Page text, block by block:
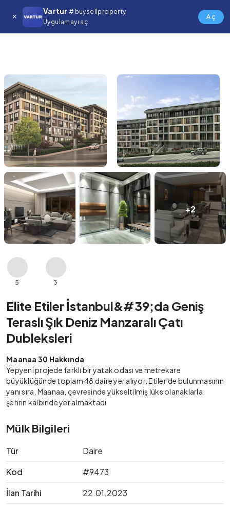
Vartur # buysellproperty
Uygulamayı aç
Aç
+2
5 3
Elite Etiler İstanbul&#39;da Geniş
Teraslı Şık Deniz Manzaralı Çatı
Dubleksleri
Maanaa 30 Hakkında
Yepyeni projede farklı bir yatak odası ve metrekare
büyüklüğünde toplam 48 daire yer alıyor. Etiler'de bulunmasının
yanı sıra, Maanaa, çevresinde yükseltilmiş lüks olanaklarla
şehrin kalbinde yer almaktadı
Mülk Bilgileri
Tür
Daire
Kod
#9473
İlan Tarihi
22.01.2023